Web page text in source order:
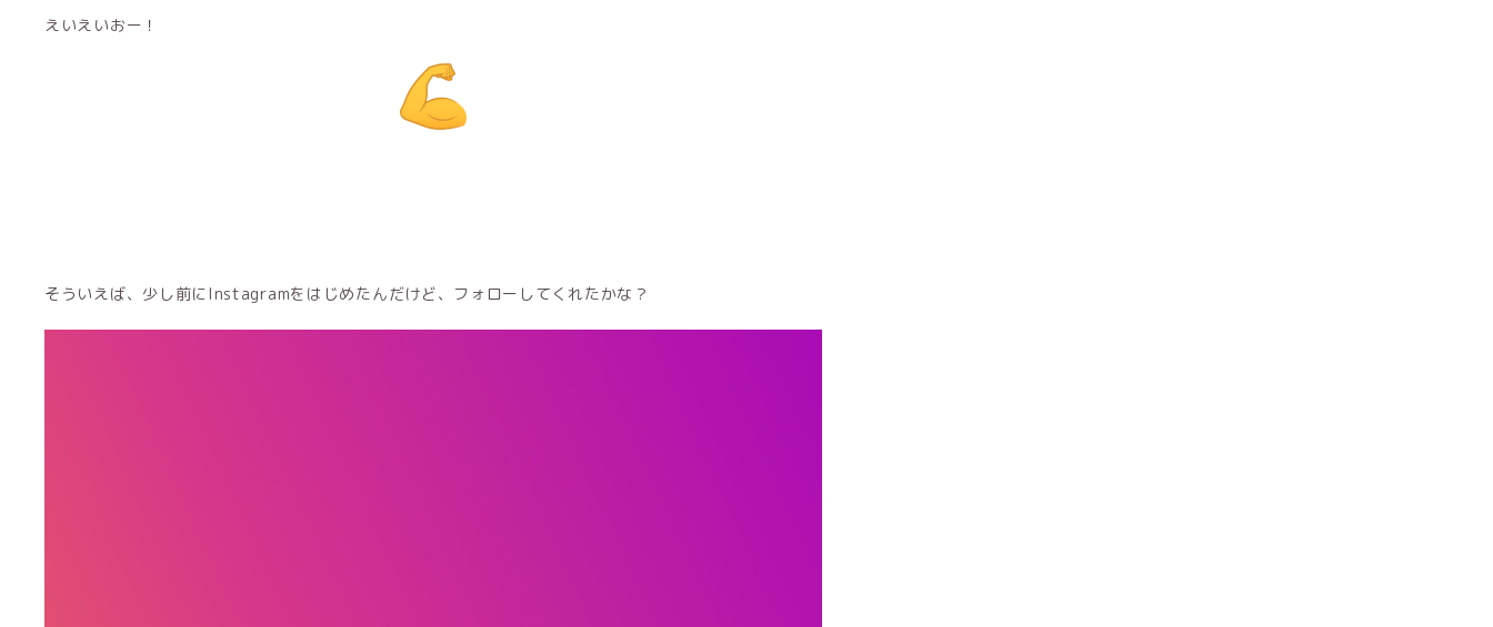
えいえいおー！
そういえば、少し前にInstagramをはじめたんだけど、フォローしてくれたかな？